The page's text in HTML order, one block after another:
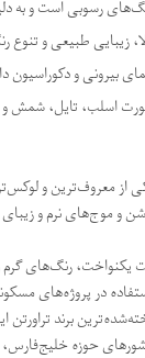
رسوبی است و به
زیبایی طبیعی و تنوع
بیرونی و
اسلب، تایل، شمش و
از معروف‌ترین و
و موج‌های نرم و
یکنواخت، رنگ‌های گرم
در پروژه‌های
برند تراورتن
حوزه خلیج‌فارس،